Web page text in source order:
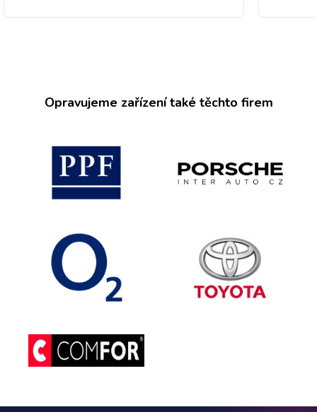
Opravujeme zařízení také těchto firem